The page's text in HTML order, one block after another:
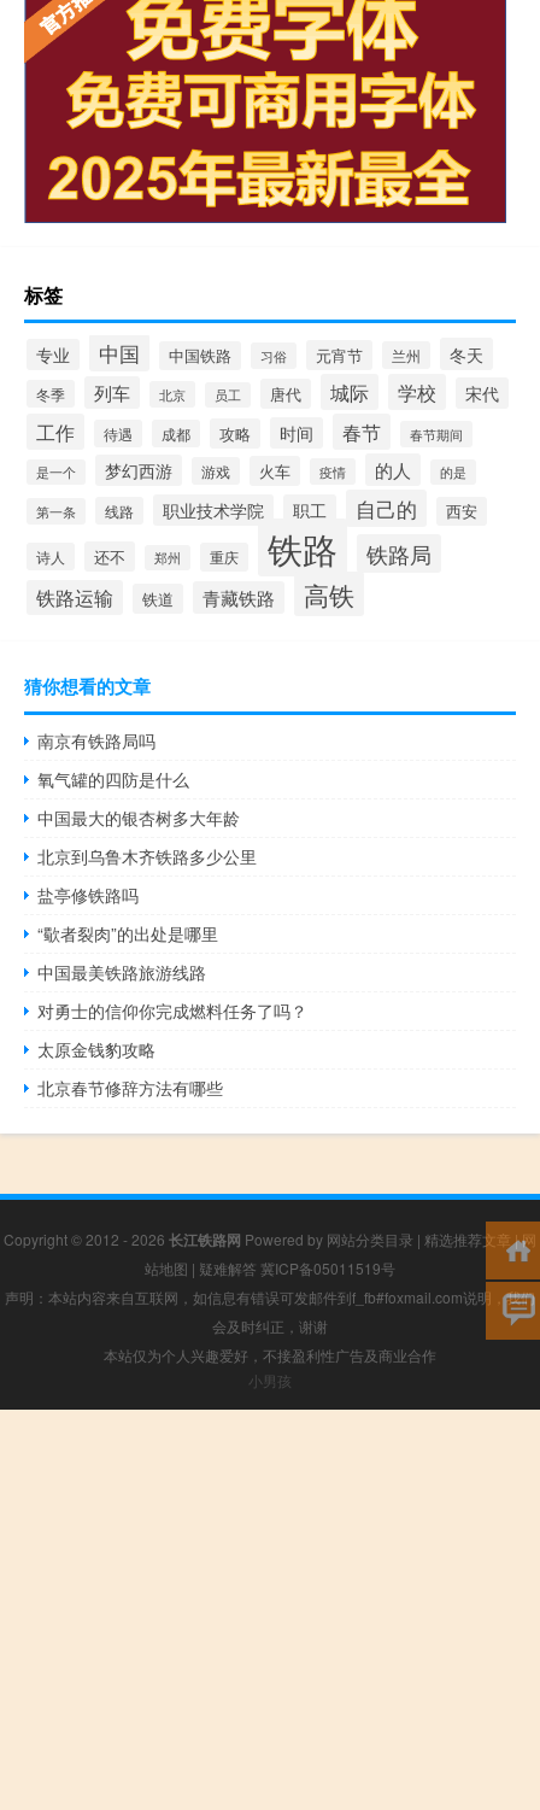
标签
专业 中国 中国铁路 习俗 元宵节 兰州 冬天
冬季 列车 北京 员工 唐代 城际 学校 宋代
工作 待遇 成都 攻略 时间 春节 春节期间
是一个 梦幻西游 游戏 火车 疫情 的人 的是
第一条 线路 职业技术学院 职工 自己的 西安
诗人 还不 郑州 重庆 铁路 铁路局
铁路运输 铁道 青藏铁路 高铁
猜你想看的文章
南京有铁路局吗
氧气罐的四防是什么
中国最大的银杏树多大年龄
北京到乌鲁木齐铁路多少公里
盐亭修铁路吗
“歜者裂肉”的出处是哪里
中国最美铁路旅游线路
对勇士的信仰你完成燃料任务了吗？
太原金钱豹攻略
北京春节修辞方法有哪些
Copyright © 2012 - 2026 长江铁路网 Powered by 网站分类目录 | 精选推荐文章 |网
站地图 | 疑难解答 冀ICP备05011519号
声明：本站内容来自互联网，如信息有错误可发邮件到f_fb#foxmail.com说明，我们
会及时纠正，谢谢
本站仅为个人兴趣爱好，不接盈利性广告及商业合作
小男孩